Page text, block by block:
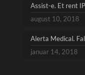
Assist-e. Et rent
august 10, 2018
Alerta Medical.
januar 14, 2018